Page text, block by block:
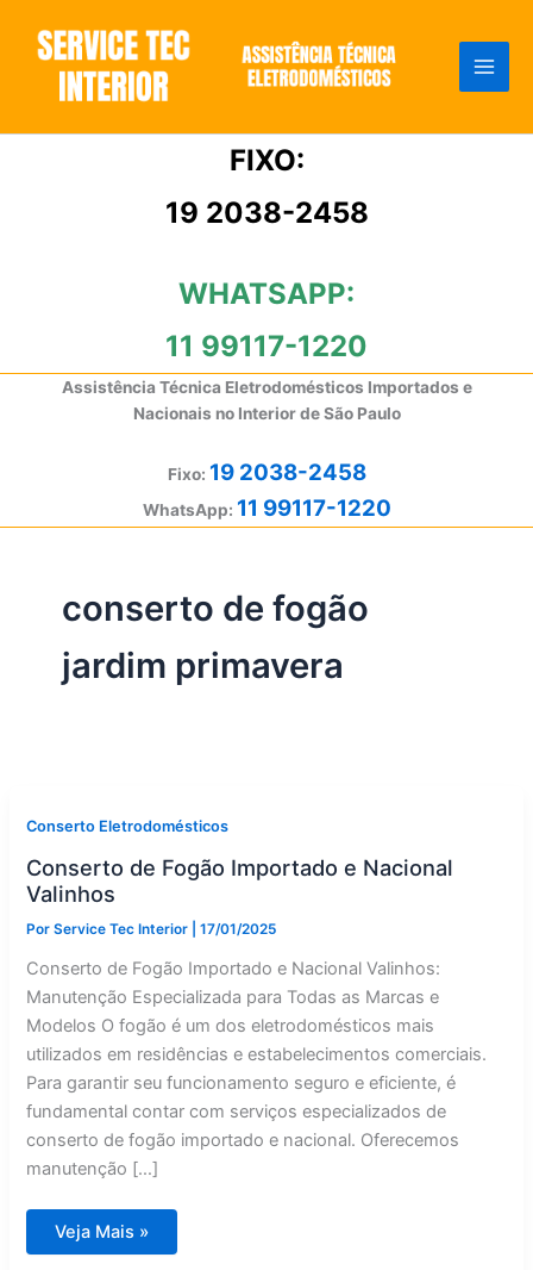
conteúdo
FIXO:
19 2038-2458
WHATSAPP:
11 99117-1220
Assistência Técnica Eletrodomésticos Importados e
Nacionais no Interior de São Paulo
Fixo: 19 2038-2458
WhatsApp: 11 99117-1220
conserto de fogão
jardim primavera
Conserto Eletrodomésticos
Conserto de Fogão Importado e Nacional
Valinhos
PorService Tec Interior |17/01/2025
Conserto de Fogão Importado e Nacional Valinhos:
Manutenção Especializada para Todas as Marcas e
Modelos O fogão é um dos eletrodomésticos mais
utilizados em residências e estabelecimentos comerciais.
Para garantir seu funcionamento seguro e eficiente, é
fundamental contar com serviços especializados de
conserto de fogão importado e nacional. Oferecemos
manutenção […]
Conserto
de
Veja Mais »